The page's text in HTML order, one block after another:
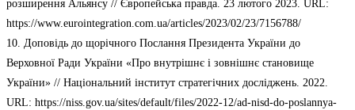
розширення Альянсу // Європейська правда. 23 лютого 2023. URL:
https://www.eurointegration.com.ua/articles/2023/02/23/7156788/
10. Доповідь до щорічного Послання Президента України до
Верховної Ради України «Про внутрішнє і зовнішнє становище
України» // Національний інститут стратегічних досліджень. 2022.
URL: https://niss.gov.ua/sites/default/files/2022-12/ad-nisd-do-poslannya-